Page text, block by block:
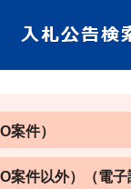
案件）
案件以外）（電子